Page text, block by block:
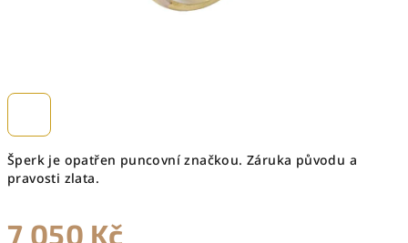
Šperk je opatřen puncovní značkou. Záruka původu a
pravosti zlata.
7 050 Kč